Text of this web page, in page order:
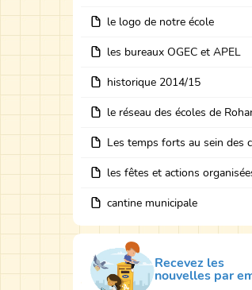
le logo de notre école
les bureaux OGEC et APEL
historique 2014/15
le réseau des écoles de
cantine municipale
Recevez les
nouvelles par